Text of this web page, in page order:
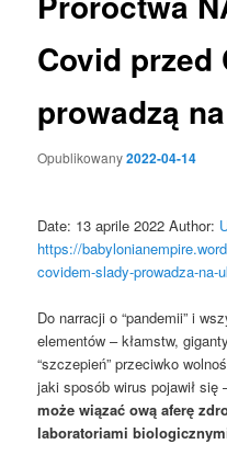
Covid przed
prowadzą
Opublikowany2022-04-14
Date: 13 aprile 2022 Author:
https://
covidem-slady-prowadza-na-
Do narracji o “pandemii” i
elementów – kłamstw,
“szczepień” przeciwko
jaki sposób wirus pojawił się
może wiązać ową aferę
laboratoriami